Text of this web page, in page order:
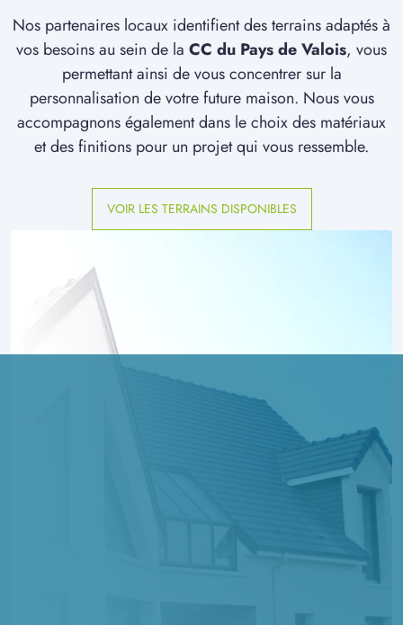
Nos partenaires locaux identifient des terrains adaptés à
vos besoins au sein de la CC du Pays de Valois, vous
permettant ainsi de vous concentrer sur la
personnalisation de votre future maison. Nous vous
accompagnons également dans le choix des matériaux
et des finitions pour un projet qui vous ressemble.
VOIR LES TERRAINS DISPONIBLES